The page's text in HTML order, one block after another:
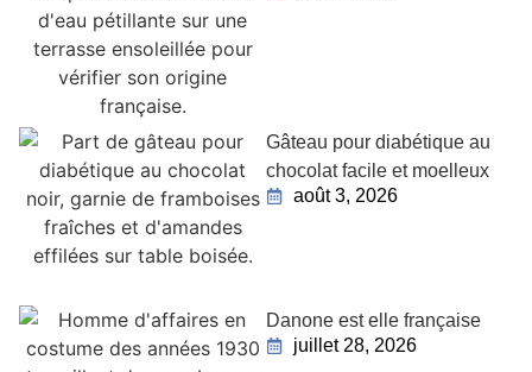
Gâteau pour diabétique au
chocolat facile et moelleux
août 3, 2026
Danone est elle française
juillet 28, 2026